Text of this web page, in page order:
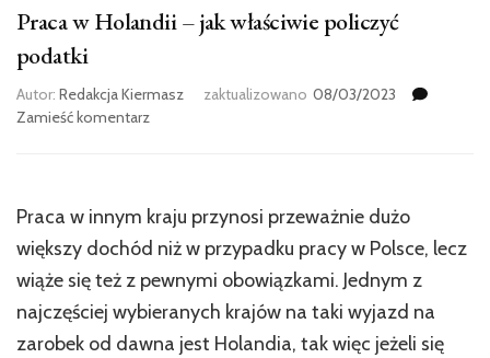
Praca w Holandii – jak właściwie policzyć
podatki
Autor: Redakcja Kiermasz zaktualizowano 08/03/2023
Zamieść komentarzwe
Holandii
jak
właściwie
policzyć
podatki
Praca w innym kraju przynosi przeważnie dużo
większy dochód niż w przypadku pracy w Polsce, lecz
wiąże się też z pewnymi obowiązkami. Jednym z
najczęściej wybieranych krajów na taki wyjazd na
zarobek od dawna jest Holandia, tak więc jeżeli się